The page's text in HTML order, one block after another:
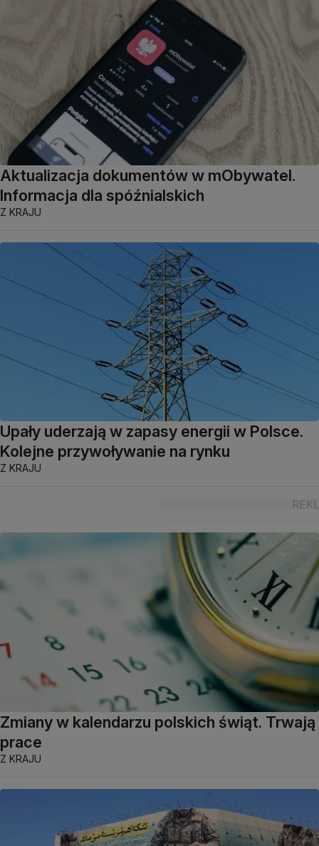
Aktualizacja dokumentów w mObywatel.
Informacja dla spóźnialskich
Z KRAJU
Upały uderzają w zapasy energii w Polsce.
Kolejne przywoływanie na rynku
Z KRAJU
Zmiany w kalendarzu polskich świąt. Trwają
prace
Z KRAJU